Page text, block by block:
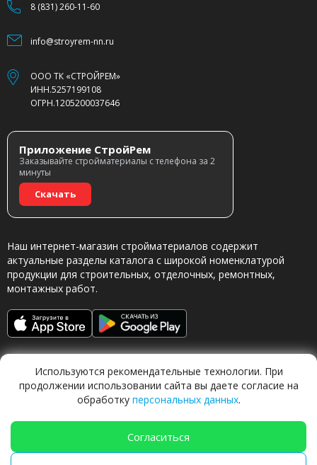
8 (831) 260-11-60
info@stroyrem-nn.ru
ООО ТК «СТРОЙРЕМ»
ИНН.5257199108
ОГРН.1205200037646
Приложение СтройРем
Заказывайте стройматериалы с телефона за 2
минуты
Скачать
Наш интернет-магазин стройматериалов содержит
актуальные разделы каталога с широкой номенклатурой
продукции для строительных, отделочных, ремонтных,
монтажных работ.
Обращаясь в наш магазин, вы даете согласие на
Используются рекомендательные технологии. При
продолжении использовании сайта вы даете согласие на
обработку персональных данных.
Согласиться